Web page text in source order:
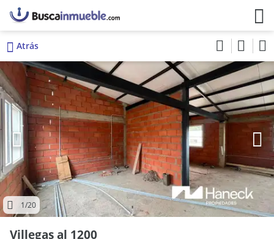
Atrás
1/20
Villegas al 1200